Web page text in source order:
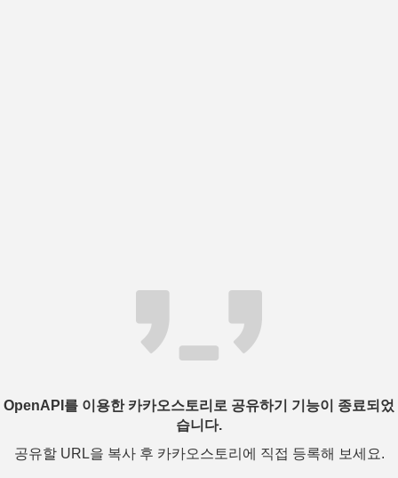
OpenAPI를 이용한 카카오스토리로 공유하기 기능이 종료되었
습니다.
공유할 URL을 복사 후 카카오스토리에 직접 등록해 보세요.